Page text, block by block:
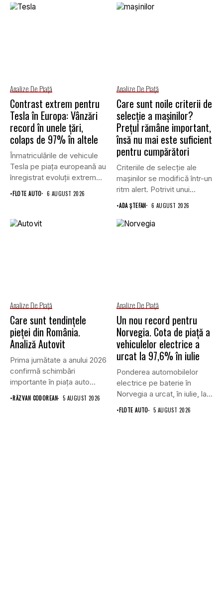
Analize De Piață
Contrast extrem pentru
Tesla în Europa: Vânzări
record în unele țări,
colaps de 97% în altele
Înmatriculările de vehicule
Tesla pe piața europeană au
înregistrat evoluții extrem
de...
•FLOTE AUTO 6 AUGUST 2026
Analize De Piață
Care sunt noile criterii de
selecție a mașinilor?
Prețul rămâne important,
însă nu mai este suficient
pentru cumpărători
Criteriile de selecție ale
mașinilor se modifică într-un
ritm alert. Potrivit unui...
•ADA ȘTEFAN 6 AUGUST 2026
Analize De Piață
Care sunt tendințele
pieței din România.
Analiză Autovit
Prima jumătate a anului 2026
confirmă schimbări
importante în piața auto
din...
•RĂZVAN CODOREAN 5 AUGUST 2026
Analize De Piață
Un nou record pentru
Norvegia. Cota de piață a
vehiculelor electrice a
urcat la 97,6% în iulie
Ponderea automobilelor
electrice pe baterie în
Norvegia a urcat, în iulie, la...
•FLOTE AUTO 5 AUGUST 2026